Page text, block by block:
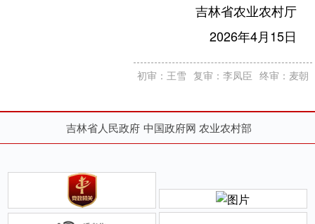
吉林省农业农村厅
2026年4月15日
初审：王雪 复审：李凤臣 终审：麦朝
吉林省人民政府 中国政府网 农业农村部